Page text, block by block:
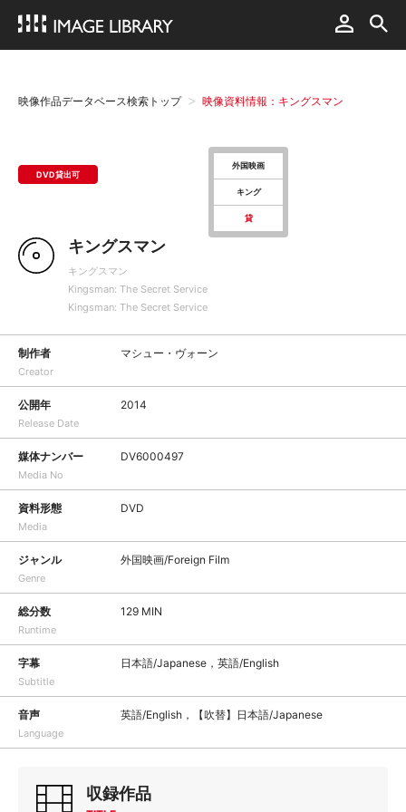
映像作品データベース検索トップ 映像資料情報：キングスマン
DVD貸出可
外国映画
キング
貸
キングスマン
キングスマン
Kingsman: The Secret Service
Kingsman: The Secret Service
制作者
Creator
マシュー・ヴォーン
公開年
Release Date
2014
媒体ナンバー
Media No
DV6000497
資料形態
Media
DVD
ジャンル
Genre
外国映画/Foreign Film
総分数
Runtime
129 MIN
字幕
Subtitle
日本語/Japanese，英語/English
音声
Language
英語/English，【吹替】日本語/Japanese
収録作品